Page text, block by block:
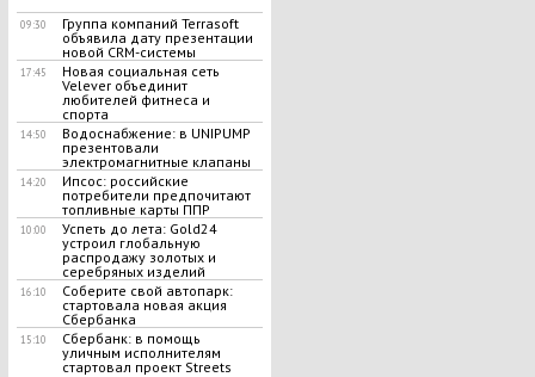
09:30
Группа компаний Terrasoft
объявила дату презентации
новой CRM-системы
17:45
Новая социальная сеть
Velever объединит
любителей фитнеса и
спорта
14:50
Водоснабжение: в UNIPUMP
презентовали
электромагнитные клапаны
14:20
Ипсос: российские
потребители предпочитают
топливные карты ППР
10:00
Успеть до лета: Gold24
устроил глобальную
распродажу золотых и
серебряных изделий
16:10
Соберите свой автопарк:
стартовала новая акция
Сбербанка
15:10
Сбербанк: в помощь
уличным исполнителям
стартовал проект Streets